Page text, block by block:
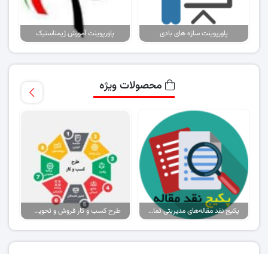
پاورپوینت سازه های بادی پاورپوینت آموزش ژیمناستیک
محصولات ویژه
پکیج نقد مقاله‌های مدیریتی تمام گرایش‌ها طرح کسب و کار فروش و تحویل پیتزا در ایران